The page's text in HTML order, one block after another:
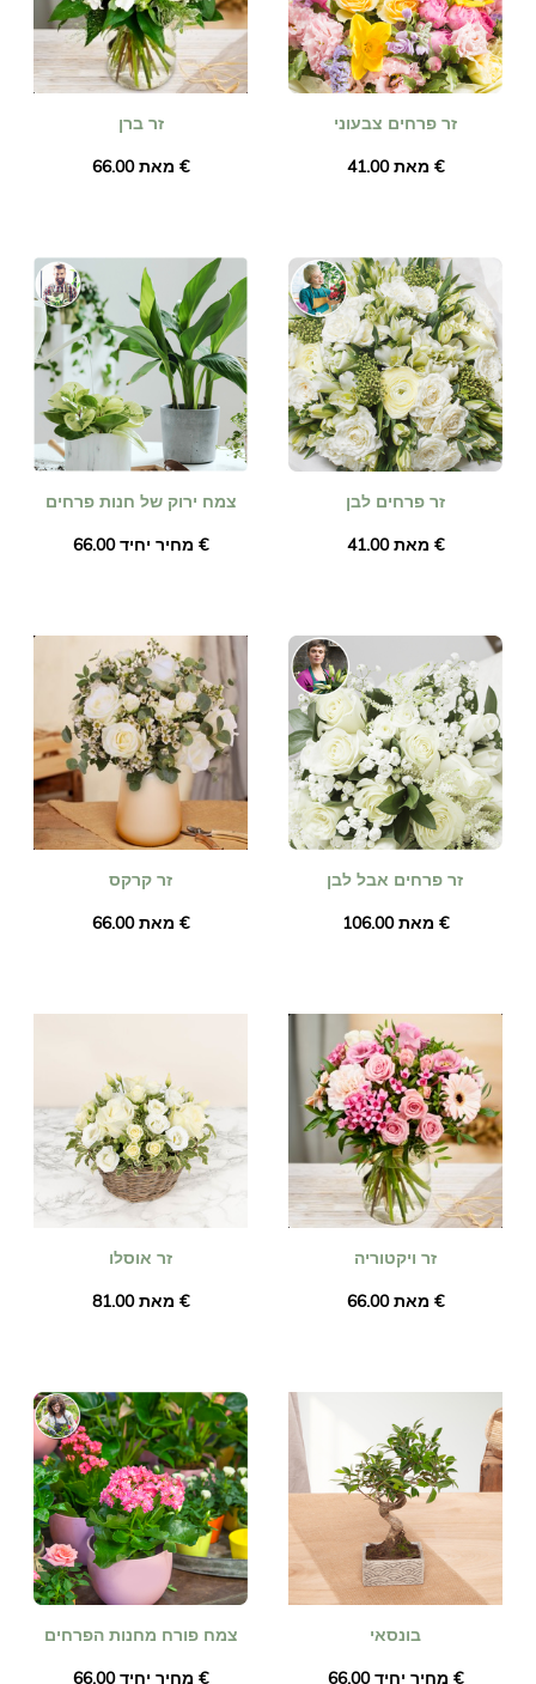
זר ברן
מאת ‏66.00 €
זר פרחים צבעוני
מאת ‏41.00 €
צמח ירוק של חנות פרחים
מחיר יחיד ‏66.00 €
זר פרחים לבן
מאת ‏41.00 €
זר קרקס
מאת ‏66.00 €
זר פרחים אבל לבן
מאת ‏106.00 €
זר אוסלו
מאת ‏81.00 €
זר ויקטוריה
מאת ‏66.00 €
צמח פורח מחנות הפרחים
מחיר יחיד ‏66.00 €
בונסאי
מחיר יחיד ‏66.00 €